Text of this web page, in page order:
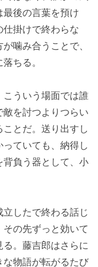
後の言葉を預け
掛けで終わらな
噛み合うことで、
ちる。
ういう場面では誰
を討つよりつらい
とだ。送り出すし
ていても、納得し
負う器として、小
したで終わる話じ
の先ずっと効いて
る。藤吉郎はさらに
物語が転がるたび